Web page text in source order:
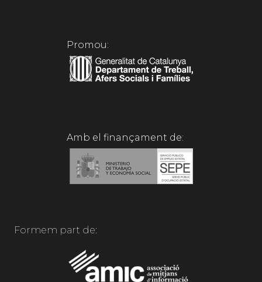
Promou:
Amb el finançament de:
Formem part de: